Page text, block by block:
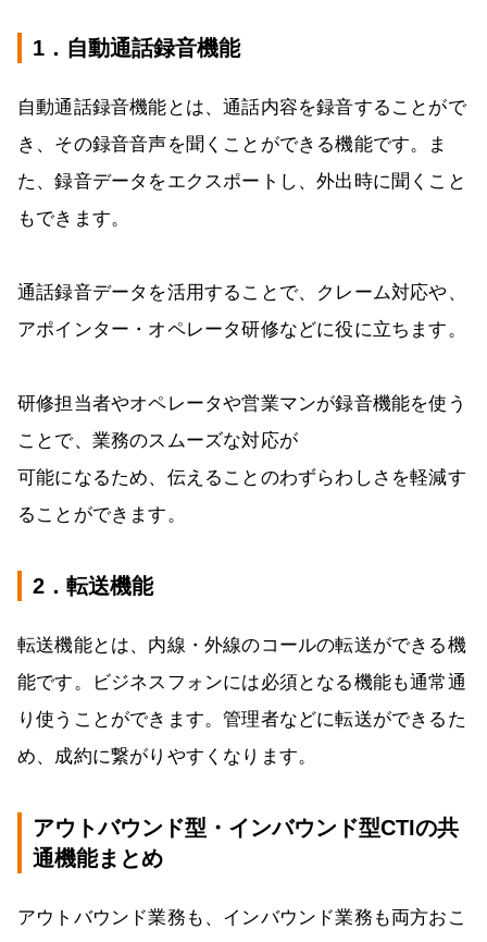
1．自動通話録音機能
自動通話録音機能とは、通話内容を録音することがで
き、その録音音声を聞くことができる機能です。ま
た、録音データをエクスポートし、外出時に聞くこと
もできます。
通話録音データを活用することで、クレーム対応や、
アポインター・オペレータ研修などに役に立ちます。
研修担当者やオペレータや営業マンが録音機能を使う
ことで、業務のスムーズな対応が
可能になるため、伝えることのわずらわしさを軽減す
ることができます。
2．転送機能
転送機能とは、内線・外線のコールの転送ができる機
能です。ビジネスフォンには必須となる機能も通常通
り使うことができます。管理者などに転送ができるた
め、成約に繋がりやすくなります。
アウトバウンド型・インバウンド型CTIの共
通機能まとめ
アウトバウンド業務も、インバウンド業務も両方おこ